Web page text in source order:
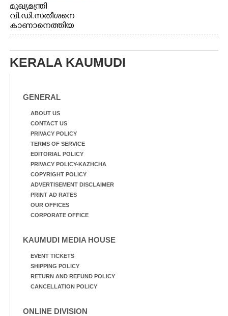
മുഖ്യമന്ത്രി
വി.ഡി.സതീശനെ
കാണാനെത്തിയ
മോഹനൻ നായർ
ജീവന് വേണ്ടിയായി ഓട്ടം.
വാത്തുരുത്തിയിൽ
നിന്നുള്ള കാഴ്ച
KERALA KAUMUDI
GENERAL
ABOUT US
CONTACT US
PRIVACY POLICY
TERMS OF SERVICE
EDITORIAL POLICY
PRIVACY POLICY-KAZHCHA
COPYRIGHT POLICY
ADVERTISEMENT DISCLAIMER
PRINT AD RATES
OUR OFFICES
CORPORATE OFFICE
KAUMUDI MEDIA HOUSE
EVENT TICKETS
SHIPPING POLICY
RETURN AND REFUND POLICY
CANCELLATION POLICY
ONLINE DIVISION